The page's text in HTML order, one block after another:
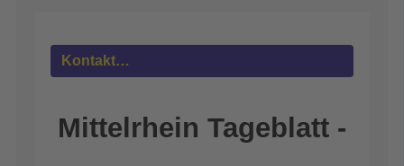
Kontakt…
Mittelrhein Tageblatt -